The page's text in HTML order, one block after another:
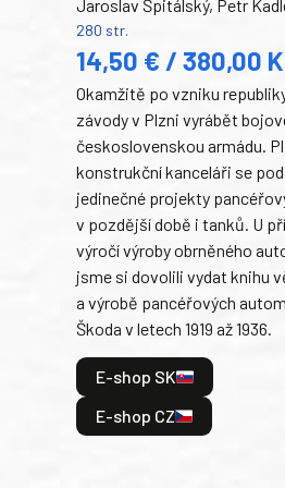
Jaroslav Špitálský, Petr
280 str.
14,50 € / 380,00
Okamžitě po vzniku
závody v Plzni vyrábět
československou armádu.
konstrukční kanceláři se
jedinečné projekty
v pozdější době i tanků. U
výročí výroby obrněného
jsme si dovolili vydat knihu
a výrobě pancéřových
Škoda v letech 1919 až 1936.
E-shop SK
E-shop CZ